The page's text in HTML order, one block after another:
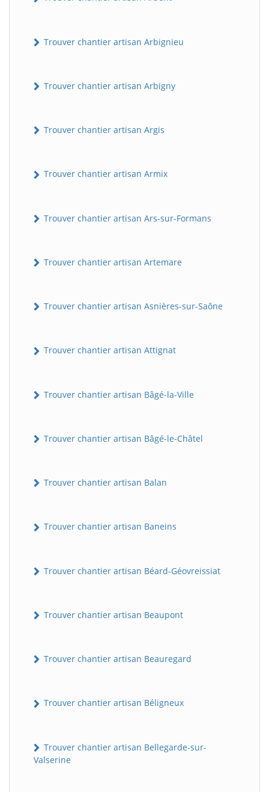
Trouver chantier artisan Arbignieu
Trouver chantier artisan Arbigny
Trouver chantier artisan Argis
Trouver chantier artisan Armix
Trouver chantier artisan Ars-sur-Formans
Trouver chantier artisan Artemare
Trouver chantier artisan Asnières-sur-Saône
Trouver chantier artisan Attignat
Trouver chantier artisan Bâgé-la-Ville
Trouver chantier artisan Bâgé-le-Châtel
Trouver chantier artisan Balan
Trouver chantier artisan Baneins
Trouver chantier artisan Béard-Géovreissiat
Trouver chantier artisan Beaupont
Trouver chantier artisan Beauregard
Trouver chantier artisan Béligneux
Trouver chantier artisan Bellegarde-sur-
Valserine